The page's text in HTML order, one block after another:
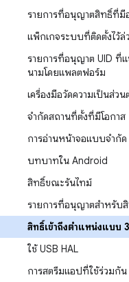
รายการที่อนุญาตสิทธิ์ที่มี
แพ็กเกจระบบที่ติดตั้งไว้ล่
รายการที่อนุญาต UID ที่แ
นามโดยแพลตฟอร์ม
เครื่องมือวัดความเป็นส่วน
จำกัดสถานที่ตั้งที่มีโอกาส
การอ่านหน้าจอแบบจำกัด
บทบาทใน Android
สิทธิ์ขณะรันไทม์
รายการที่อนุญาตสำหรับ
สิทธิ์เข้าถึงตำแหน่งแบบ
ใช้ USB HAL
การสตรีมแอปที่ใช้ร่วมกัน